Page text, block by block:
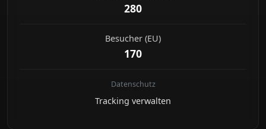
280
Besucher (EU)
170
Datenschutz
Tracking verwalten